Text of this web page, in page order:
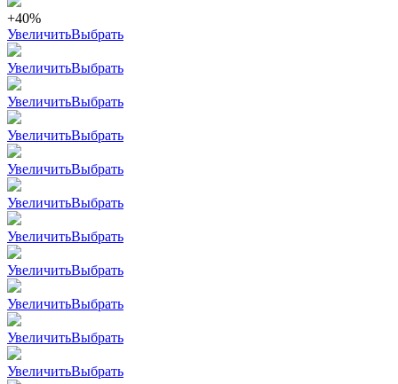
+40%
УвеличитьВыбрать
УвеличитьВыбрать
УвеличитьВыбрать
УвеличитьВыбрать
УвеличитьВыбрать
УвеличитьВыбрать
УвеличитьВыбрать
УвеличитьВыбрать
УвеличитьВыбрать
УвеличитьВыбрать
УвеличитьВыбрать